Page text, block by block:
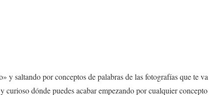
y saltando por conceptos de palabras de las fotografías que te
curioso dónde puedes acabar empezando por cualquier